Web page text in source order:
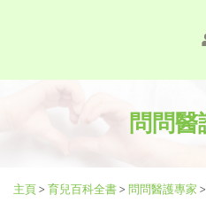
問問
主頁> 育兒百科全書> 問問醫護專家 >